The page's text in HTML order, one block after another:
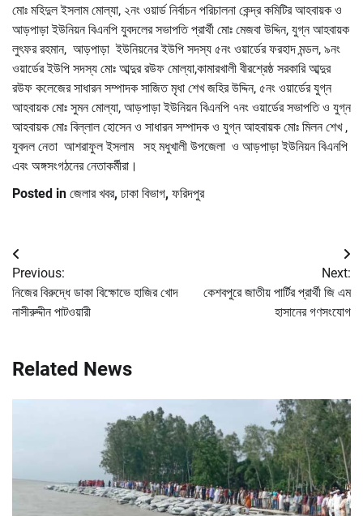
মোঃ মহিদুল ইসলাম মোল্যা, ২নং ওয়ার্ড নির্বাচন পরিচালনা কেন্দ্র কমিটির আহবায়ক ও
আড়পাড়া ইউনিয়ন বিএনপি যুবদলের সভাপতি প্রার্থী মোঃ মেজবা উদ্দিন, যুগ্ন আহবায়ক
লুৎফর রহমান, আড়পাড়া ইউনিয়নের ইউপি সদস্য ৫নং ওয়ার্ডের ফরহাদ মন্ডল, ৯নং
ওয়ার্ডের ইউপি সদস্য মোঃ আব্দুর রউফ মোল্যা,কামারখালী বীরশ্রেষ্ঠ সরকারি আব্দুর
রউফ কলেজের সাধারন সম্পাদক সাজিত মৃধা শেখ জহির উদ্দিন, ৫নং ওয়ার্ডের যুগ্ন
আহবায়ক মোঃ সুমন মোল্যা, আড়পাড়া ইউনিয়ন বিএনপি ৭নং ওয়ার্ডের সভাপতি ও যুগ্ন
আহবায়ক মোঃ বিল্লাল হোসেন ও সাধারন সম্পাদক ও যুগ্ন আহবায়ক মোঃ মিলন শেখ ,
যুবদল নেতা আশরাফুল ইসলাম সহ মধুখালী উপজেলা ও আড়পাড়া ইউনিয়ন বিএনপি
এবং অঙ্গসংগঠনের নেতাকর্মীরা।
Posted in জেলার খবর, ঢাকা বিভাগ, ফরিদপুর
Post
navigation
Previous:
নিজের বিরুদ্ধে ডাকা বিক্ষোভে হাজির খোদ
নাসীরুদ্দীন পাটওয়ারী
Next:
কেশবপুরে জাতীয় পার্টির প্রার্থী জি এম
হাসানের গণসংযোগ
Related News